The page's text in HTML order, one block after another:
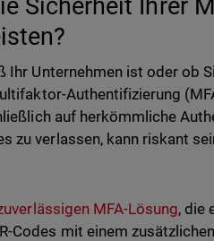
Sicherheit Ihrer
Ihr Unternehmen ist oder ob
Authentifizierung
auf herkömmliche
zu verlassen, kann riskant
MFA-Lösung, die
Codes mit einem